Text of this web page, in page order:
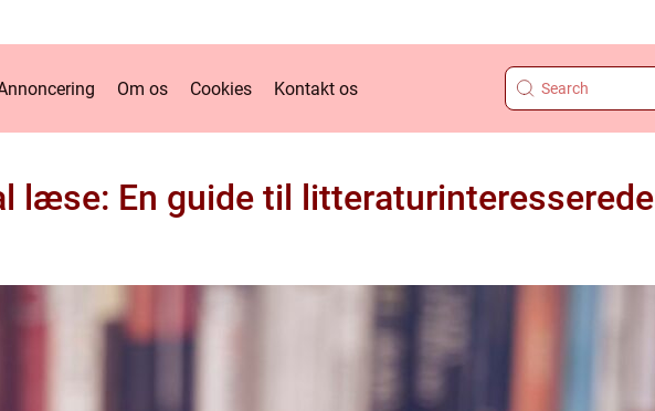
Om os Cookies Kontakt os
læse: En guide til litteraturinteresserede